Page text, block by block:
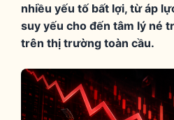
nhiều yếu tố bất lợi, từ áp
suy yếu cho đến tâm lý né
trên thị trường toàn cầu.